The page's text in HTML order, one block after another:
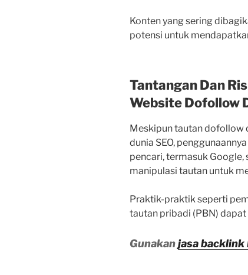
Konten yang sering
potensi untuk
Tantangan Dan
Website Dofollow
Meskipun tautan dofollow
dunia SEO,
pencari, termasuk
manipulasi tautan untuk
Praktik-praktik seperti
tautan pribadi (PBN)
Gunakanjasa backlink